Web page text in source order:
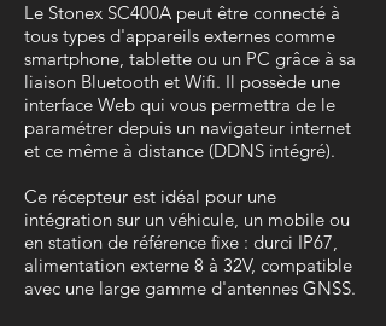
Le Stonex SC400A peut être connecté à
tous types d'appareils externes comme
smartphone, tablette ou un PC grâce à sa
liaison Bluetooth et Wifi. Il possède une
interface Web qui vous permettra de le
paramétrer depuis un navigateur internet
et ce même à distance (DDNS intégré).
Ce récepteur est idéal pour une
intégration sur un véhicule, un mobile ou
en station de référence fixe : durci IP67,
alimentation externe 8 à 32V, compatible
avec une large gamme d'antennes GNSS.